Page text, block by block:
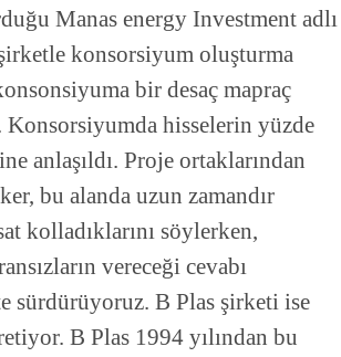
Manas energy Investment adlı
konsorsiyum oluşturma
bir desaç mapraç
Konsorsiyumda hisselerin yüzde
anlaşıldı. Proje ortaklarından
bu alanda uzun zamandır
kolladıklarını söylerken,
vereceği cevabı
sürdürüyoruz. B Plas şirketi ise
B Plas 1994 yılından bu